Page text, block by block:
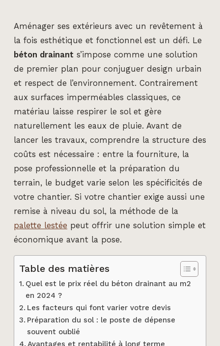
Aménager ses extérieurs avec un revêtement à
la fois esthétique et fonctionnel est un défi. Le
béton drainant s’impose comme une solution
de premier plan pour conjuguer design urbain
et respect de l’environnement. Contrairement
aux surfaces imperméables classiques, ce
matériau laisse respirer le sol et gère
naturellement les eaux de pluie. Avant de
lancer les travaux, comprendre la structure des
coûts est nécessaire : entre la fourniture, la
pose professionnelle et la préparation du
terrain, le budget varie selon les spécificités de
votre chantier. Si votre chantier exige aussi une
remise à niveau du sol, la méthode de la
palette lestée peut offrir une solution simple et
économique avant la pose.
Table des matières
Quel est le prix réel du béton drainant au m2
en 2024 ?
Les facteurs qui font varier votre devis
Préparation du sol : le poste de dépense
souvent oublié
Avantages et rentabilité à long terme